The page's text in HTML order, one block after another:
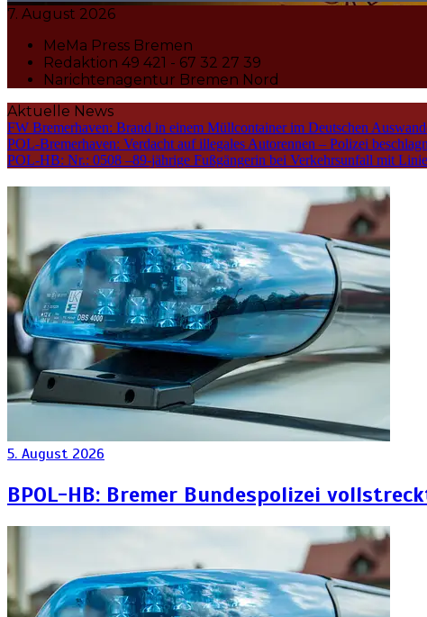
7. August 2026
MeMa Press Bremen
Redaktion 49 421 - 67 32 27 39
Narichtenagentur Bremen Nord
Aktuelle News
FW Bremerhaven: Brand in einem Müllcontainer im Deutschen
POL-Bremerhaven: Verdacht auf illegales Autorennen – Polizei
POL-HB: Nr.: 0508 –89-jährige Fußgängerin bei Verkehrsunfall mit
5. August 2026
BPOL-HB: Bremer Bundespolizei